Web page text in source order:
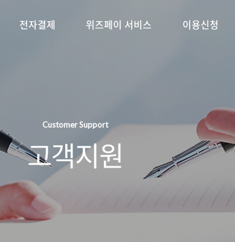
전자결제 위즈페이 서비스 이용신청
Customer Support
고객지원